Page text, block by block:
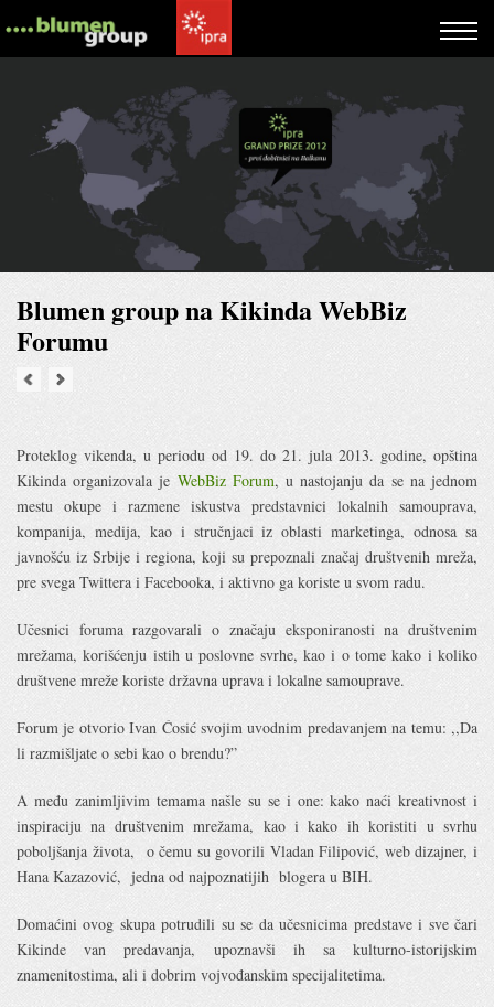
Blumen group na Kikinda WebBiz
Forumu
Proteklog vikenda, u periodu od 19. do 21. jula 2013. godine, opština
Kikinda organizovala je WebBiz Forum, u nastojanju da se na jednom
mestu okupe i razmene iskustva predstavnici lokalnih samouprava,
kompanija, medija, kao i stručnjaci iz oblasti marketinga, odnosa sa
javnošću iz Srbije i regiona, koji su prepoznali značaj društvenih mreža,
pre svega Twittera i Facebooka, i aktivno ga koriste u svom radu.
Učesnici foruma razgovarali o značaju eksponiranosti na društvenim
mrežama, korišćenju istih u poslovne svrhe, kao i o tome kako i koliko
društvene mreže koriste državna uprava i lokalne samouprave.
Forum je otvorio Ivan Ćosić svojim uvodnim predavanjem na temu: ,,Da
li razmišljate o sebi kao o brendu?”
A među zanimljivim temama našle su se i one: kako naći kreativnost i
inspiraciju na društvenim mrežama, kao i kako ih koristiti u svrhu
poboljšanja života, o čemu su govorili Vladan Filipović, web dizajner, i
Hana Kazazović, jedna od najpoznatijih blogera u BIH.
Domaćini ovog skupa potrudili su se da učesnicima predstave i sve čari
Kikinde van predavanja, upoznavši ih sa kulturno-istorijskim
znamenitostima, ali i dobrim vojvođanskim specijalitetima.